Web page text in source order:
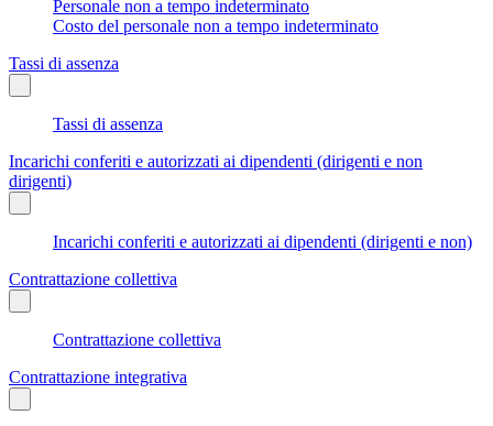
Personale non a tempo indeterminato
Costo del personale non a tempo indeterminato
Tassi di assenza
Tassi di assenza
Incarichi conferiti e autorizzati ai dipendenti (dirigenti e non
dirigenti)
Incarichi conferiti e autorizzati ai dipendenti (dirigenti e non)
Contrattazione collettiva
Contrattazione collettiva
Contrattazione integrativa